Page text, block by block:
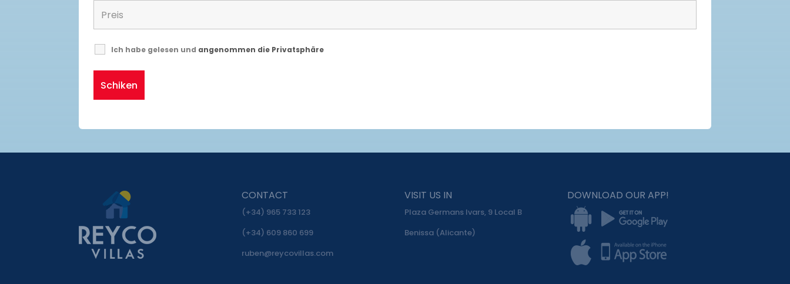
Ich habe gelesen und angenommen die Privatsphäre
CONTACT
(+34) 965 733 123
(+34) 609 860 699
ruben@reycovillas.com
VISIT US IN
Plaza Germans Ivars, 9 Local B
Benissa (Alicante)
DOWNLOAD OUR APP!